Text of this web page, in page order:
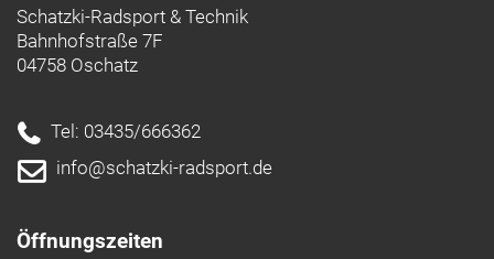
Schatzki-Radsport & Technik
Bahnhofstraße 7F
04758 Oschatz
Tel: 03435/666362
info@schatzki-radsport.de
Öffnungszeiten